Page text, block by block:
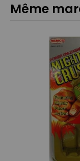
Même